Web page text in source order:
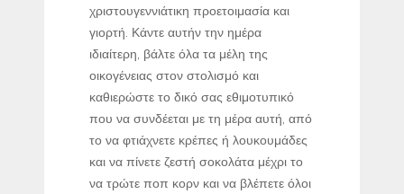
χριστουγεννιάτικη προετοιμασία και
γιορτή. Κάντε αυτήν την ημέρα
ιδιαίτερη, βάλτε όλα τα μέλη της
οικογένειας στον στολισμό και
καθιερώστε το δικό σας εθιμοτυπικό
που να συνδέεται με τη μέρα αυτή, από
το να φτιάχνετε κρέπες ή λουκουμάδες
και να πίνετε ζεστή σοκολάτα μέχρι το
να τρώτε ποπ κορν και να βλέπετε όλοι